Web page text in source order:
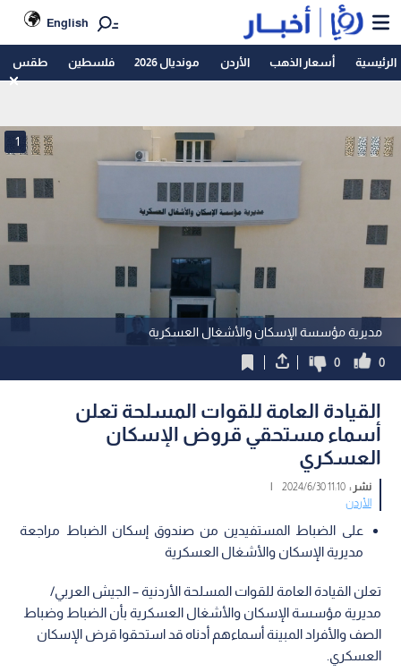
English
الرئيسية أسعار الذهب الأردن مونديال 2026 فلسطين طقس
مديرية مؤسسة الإسكان والأشغال العسكرية
1
0
0
القيادة العامة للقوات المسلحة تعلن
أسماء مستحقي قروض الإسكان
العسكري
نشر :11:10 2024/6/30
|
الأردن
على الضباط المستفيدين من صندوق إسكان الضباط مراجعة
مديرية الإسكان والأشغال العسكرية
تعلن القيادة العامة للقوات المسلحة الأردنية – الجيش العربي/
مديرية مؤسسة الإسكان والأشغال العسكرية بأن الضباط وضباط
الصف والأفراد المبينة أسماءهم أدناه قد استحقوا قرض الإسكان
العسكري.